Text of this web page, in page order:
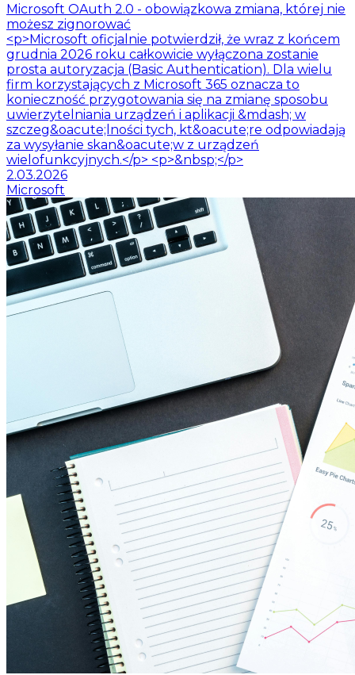
Microsoft OAuth 2.0 - obowiązkowa zmiana, której nie
możesz zignorować
<p>Microsoft oficjalnie potwierdził, że wraz z końcem
grudnia 2026 roku całkowicie wyłączona zostanie
prosta autoryzacja (Basic Authentication). Dla wielu
firm korzystających z Microsoft 365 oznacza to
konieczność przygotowania się na zmianę sposobu
uwierzytelniania urządzeń i aplikacji &mdash; w
szczeg&oacute;lności tych, kt&oacute;re odpowiadają
za wysyłanie skan&oacute;w z urządzeń
wielofunkcyjnych.</p> <p>&nbsp;</p>
2.03.2026
Microsoft